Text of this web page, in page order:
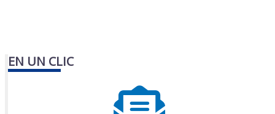
EN UN CLIC